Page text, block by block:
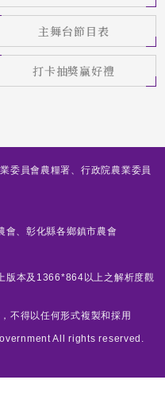
主舞台節目表
打卡抽獎贏好禮
委員會農糧署、行政院農業委員
會、彰化縣各鄉鎮市農會
本及1366*864以上之解析度觀
不得以任何形式複製和採用
All rights reserved.